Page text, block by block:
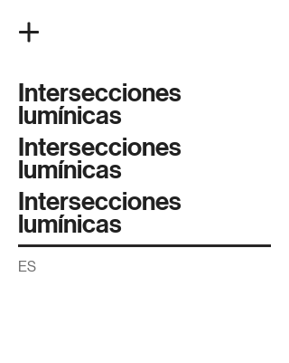
Intersecciones
lumínicas
Intersecciones
lumínicas
Intersecciones
lumínicas
ES